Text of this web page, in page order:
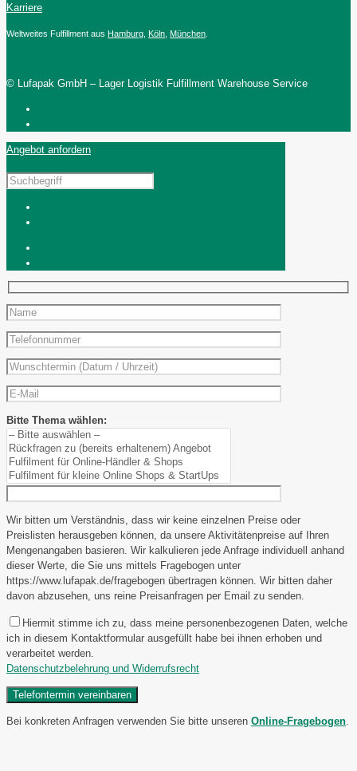
Karriere
Weltweites Fulfillment aus Hamburg Köln München
© Lufapak GmbH – Lager Logistik Fulfillment Warehouse Service
Angebot anfordern
Bitte Thema wählen:
Wir bitten um Verständnis, dass wir keine einzelnen Preise oder
Preislisten herausgeben können, da unsere Aktivitätenpreise auf Ihren
Mengenangaben basieren. Wir kalkulieren jede Anfrage individuell anhand
dieser Werte, die Sie uns mittels Fragebogen unter
https://www.lufapak.de/fragebogen übertragen können. Wir bitten daher
davon abzusehen, uns reine Preisanfragen per Email zu senden.
Hiermit stimme ich zu, dass meine personenbezogenen Daten, welche
ich in diesem Kontaktformular ausgefüllt habe bei ihnen erhoben und
verarbeitet werden.
Datenschutzbelehrung und Widerrufsrecht
Bei konkreten Anfragen verwenden Sie bitte unseren Online-Fragebogen.